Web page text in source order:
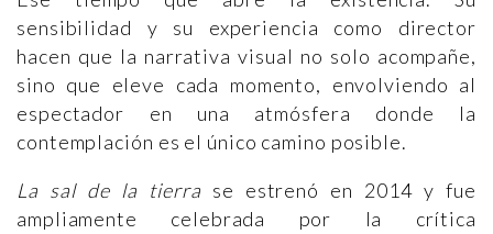
sensibilidad y su experiencia como director
hacen que la narrativa visual no solo acompañe,
sino que eleve cada momento, envolviendo al
espectador en una atmósfera donde la
contemplación es el único camino posible.
La sal de la tierra se estrenó en 2014 y fue
ampliamente celebrada por la crítica